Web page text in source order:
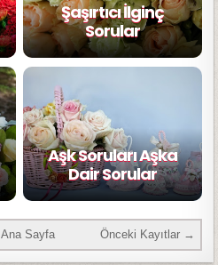
Şaşırtıcı İlginç
Sorular
Aşk Soruları Aşka
Dair Sorular
Önceki Kayıtlar →
Ana Sayfa